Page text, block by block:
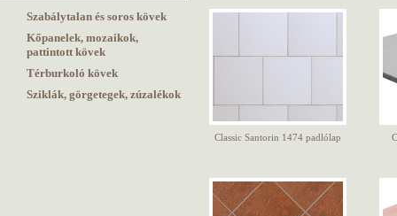
Szabálytalan és soros kövek
Kőpanelek, mozaikok,
pattintott kövek
Térburkoló kövek
Sziklák, görgetegek, zúzalékok
Classic Santorin 1474 padlólap